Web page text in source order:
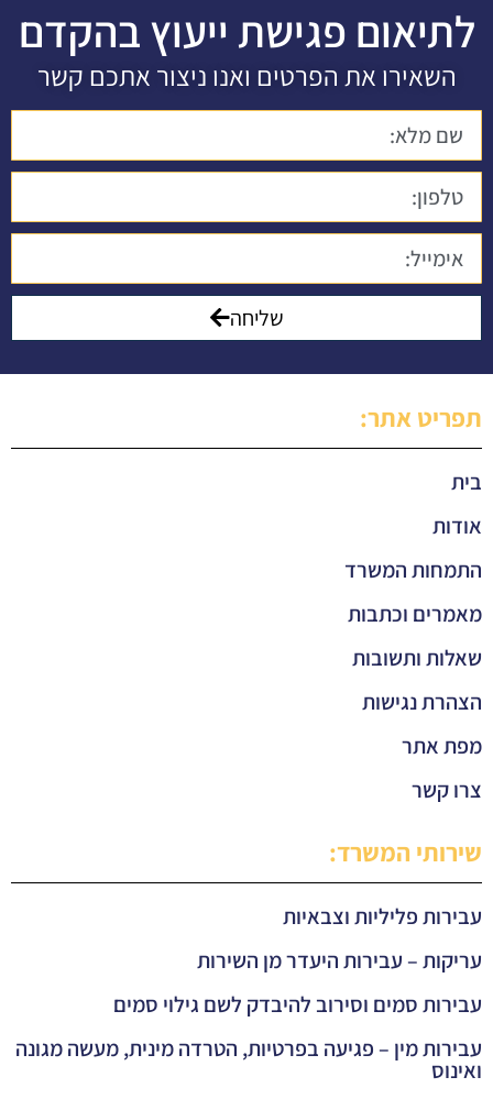
לתיאום פגישת ייעוץ בהקדם
השאירו את הפרטים ואנו ניצור אתכם קשר
שליחה
תפריט אתר:
בית
אודות
התמחות המשרד
מאמרים וכתבות
שאלות ותשובות
הצהרת נגישות
מפת אתר
צרו קשר
שירותי המשרד:
עבירות פליליות וצבאיות
עריקות – עבירות היעדר מן השירות
עבירות סמים וסירוב להיבדק לשם גילוי סמים
עבירות מין – פגיעה בפרטיות, הטרדה מינית, מעשה מגונה
ואינוס